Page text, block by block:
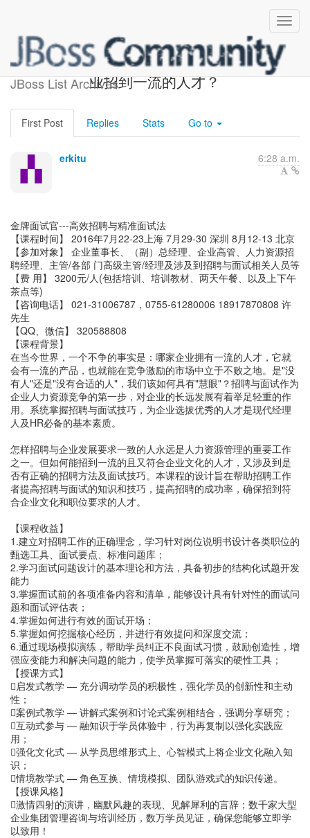
JBoss List Archives
jbdevstudio-users:如何为企
业招到一流的人才？
First Post Replies Stats Go to
erkitu 6:28 a.m.
金牌面试官---高效招聘与精准面试法
【课程时间】 2016年7月22-23上海 7月29-30 深圳 8月12-13 北京
【参加对象】 企业董事长、（副）总经理、企业高管、人力资源招
聘经理、主管/各部 门高级主管/经理及涉及到招聘与面试相关人员等
【费 用】 3200元/人(包括培训、培训教材、两天午餐、以及上下午
茶点等)
【咨询电话】 021-31006787，0755-61280006 18917870808 许
先生
【QQ、微信】 320588808
【课程背景】
在当今世界，一个不争的事实是：哪家企业拥有一流的人才，它就
会有一流的产品，也就能在竞争激励的市场中立于不败之地。是"没
有人"还是"没有合适的人"，我们该如何具有"慧眼"？招聘与面试作为
企业人力资源竞争的第一步，对企业的长远发展有着举足轻重的作
用。系统掌握招聘与面试技巧，为企业选拔优秀的人才是现代经理
人及HR必备的基本素质。
怎样招聘与企业发展要求一致的人永远是人力资源管理的重要工作
之一。但如何能招到一流的且又符合企业文化的人才，又涉及到是
否有正确的招聘方法及面试技巧。本课程的设计旨在帮助招聘工作
者提高招聘与面试的知识和技巧，提高招聘的成功率，确保招到符
合企业文化和职位要求的人才。
【课程收益】
1.建立对招聘工作的正确理念，学习针对岗位说明书设计各类职位的
甄选工具、面试要点、标准问题库；
2.学习面试问题设计的基本理论和方法，具备初步的结构化试题开发
能力
3.掌握面试前的各项准备内容和清单，能够设计具有针对性的面试问
题和面试评估表；
4.掌握如何进行有效的面试开场；
5.掌握如何挖掘核心经历，并进行有效提问和深度交流；
6.通过现场模拟演练，帮助学员纠正不良面试习惯，鼓励创造性，增
强应变能力和解决问题的能力，使学员掌握可落实的硬性工具；
【授课方式】
启发式教学 — 充分调动学员的积极性，强化学员的创新性和主动
性；
案例式教学 — 讲解式案例和讨论式案例相结合，强调分享研究；
互动式参与 — 融知识于学员体验中，行为再复制以强化实践应
用；
强化文化式 — 从学员思维形式上、心智模式上将企业文化融入知
识；
情境教学式 — 角色互换、情境模拟、团队游戏式的知识传递。
【授课风格】
激情四射的演讲，幽默风趣的表现、见解犀利的言辞；数千家大型
企业集团管理咨询与培训经历，数万学员见证，确保您能够立即学
以致用！